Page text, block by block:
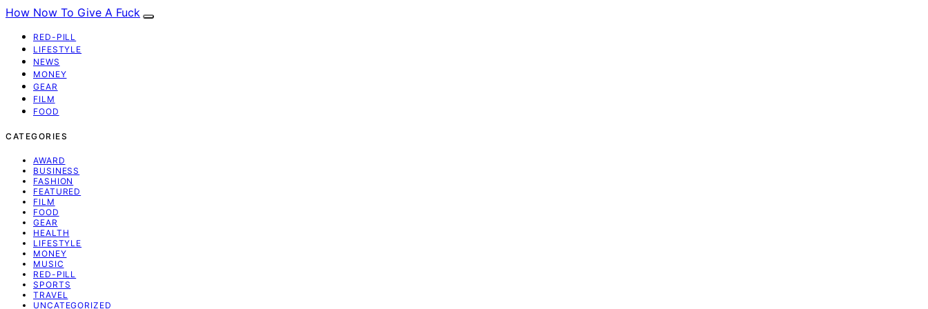
How Now To Give A Fuck
RED-PILL
LIFESTYLE
NEWS
MONEY
GEAR
FILM
FOOD
CATEGORIES
AWARD
BUSINESS
FASHION
FEATURED
FILM
FOOD
GEAR
HEALTH
LIFESTYLE
MONEY
MUSIC
RED-PILL
SPORTS
TRAVEL
UNCATEGORIZED